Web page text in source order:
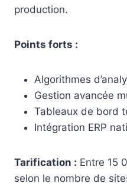
production.
Points forts :
Algorithmes
Gestion avancée
Tableaux de bord
Intégration ERP
Tarification : Entre 15
selon le nombre de